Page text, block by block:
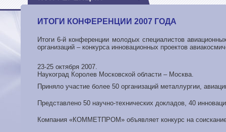
ИТОГИ КОНФЕРЕНЦИИ 2007 ГОДА
Итоги 6-й конференции молодых специалистов
организаций – конкурса инновационных проектов
23-25 октября 2007.
Наукоград Королев Московской области – Москва.
Приняло участие более 50 организаций металлургии,
Представлено 50 научно-технических докладов, 40
Компания «КОММЕТПРОМ» объявляет конкурс на